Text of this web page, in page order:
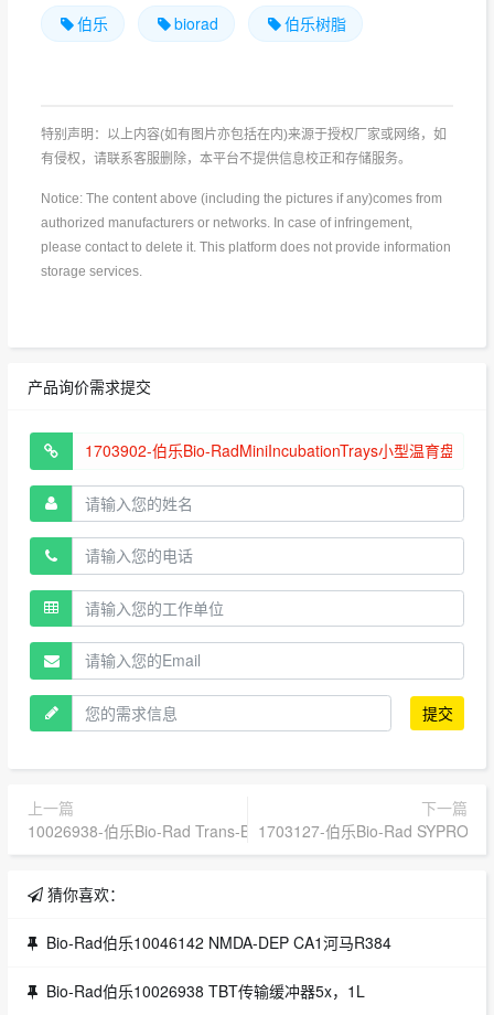
伯乐 biorad 伯乐树脂
特别声明：以上内容(如有图片亦包括在内)来源于授权厂家或网络，如
有侵权，请联系客服删除，本平台不提供信息校正和存储服务。
Notice: The content above (including the pictures if any)comes from
authorized manufacturers or networks. In case of infringement,
please contact to delete it. This platform does not provide information
storage services.
产品询价需求提交
提交
上一篇
10026938-伯乐Bio-Rad Trans-Blot Turbo 5x Transfer_伯乐Bio-rad
下一篇
1703127-伯乐Bio-Rad SYPRO
猜你喜欢：
Bio-Rad伯乐10046142 NMDA-DEP CA1河马R384
Bio-Rad伯乐10026938 TBT传输缓冲器5x，1L